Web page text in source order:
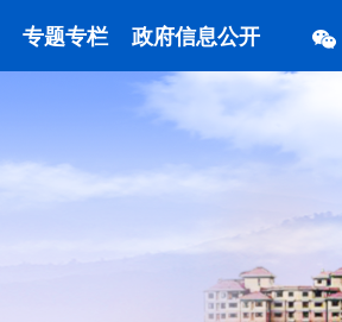
专题专栏 政府信息公开